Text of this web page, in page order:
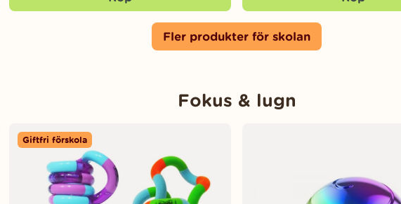
Fler produkter för skolan
Fokus & lugn
Giftfri förskola